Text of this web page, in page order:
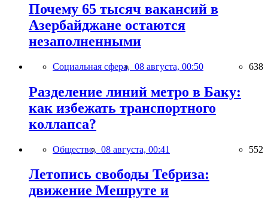
Почему 65 тысяч вакансий в
Азербайджане остаются
незаполненными
Социальная сфера, 08 августа, 00:50 638
Разделение линий метро в Баку:
как избежать транспортного
коллапса?
Общество, 08 августа, 00:41 552
Летопись свободы Тебриза:
движение Мешруте и